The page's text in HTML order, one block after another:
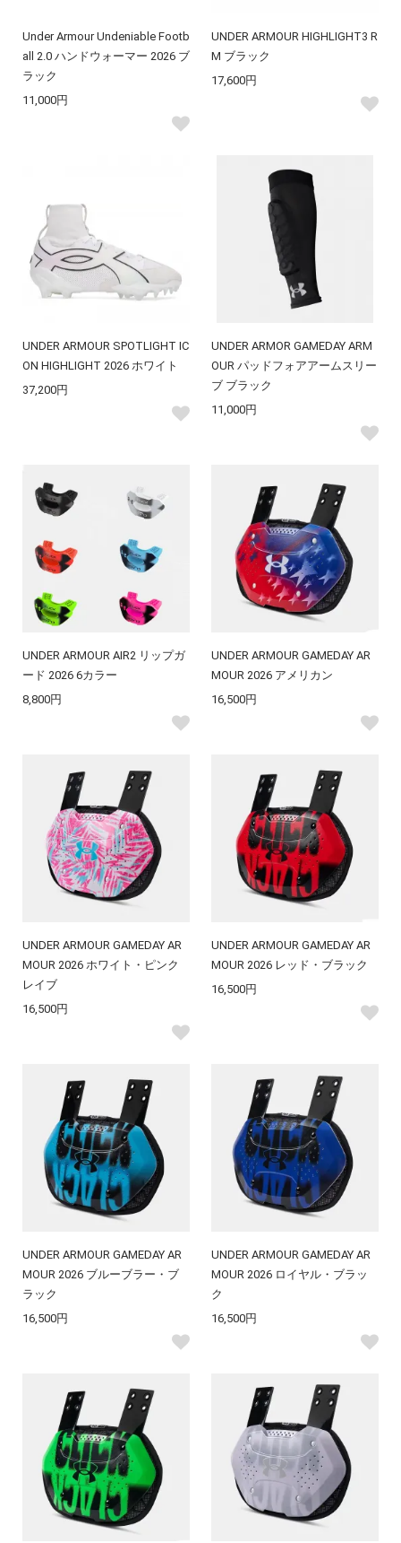
Under Armour Undeniable Footb
all 2.0 ハンドウォーマー 2026 ブ
ラック
11,000円
UNDER ARMOUR HIGHLIGHT3 R
M ブラック
17,600円
UNDER ARMOUR SPOTLIGHT IC
ON HIGHLIGHT 2026 ホワイト
37,200円
UNDER ARMOR GAMEDAY ARM
OUR パッドフォアアームスリー
ブ ブラック
11,000円
UNDER ARMOUR AIR2 リップガ
ード 2026 6カラー
8,800円
UNDER ARMOUR GAMEDAY AR
MOUR 2026 アメリカン
16,500円
UNDER ARMOUR GAMEDAY AR
MOUR 2026 ホワイト・ピンク
レイブ
16,500円
UNDER ARMOUR GAMEDAY AR
MOUR 2026 レッド・ブラック
16,500円
UNDER ARMOUR GAMEDAY AR
MOUR 2026 ブルーブラー・ブ
ラック
16,500円
UNDER ARMOUR GAMEDAY AR
MOUR 2026 ロイヤル・ブラッ
ク
16,500円